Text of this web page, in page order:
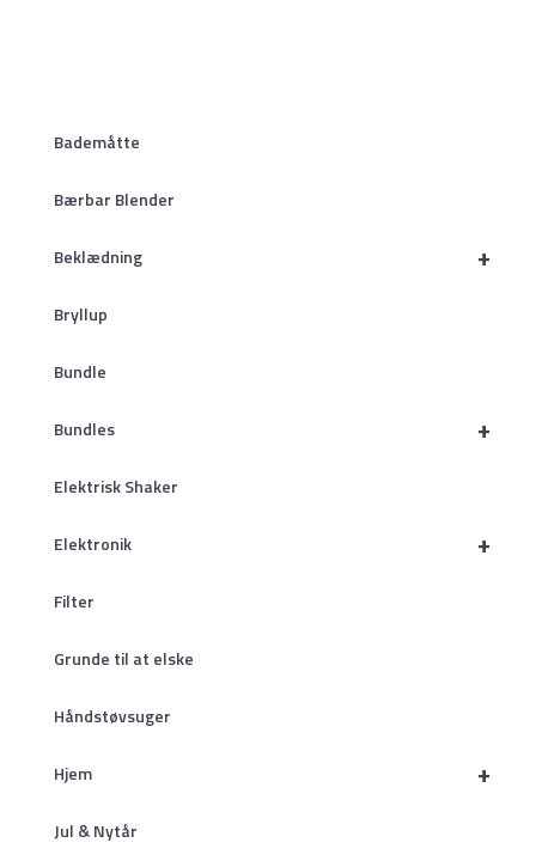
Bademåtte
Bærbar Blender
+
Beklædning
Bryllup
Bundle
+
Bundles
Elektrisk Shaker
+
Elektronik
Filter
Grunde til at elske
Håndstøvsuger
+
Hjem
Jul & Nytår